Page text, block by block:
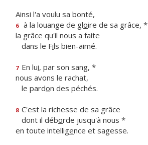
Ainsi l'a voulu sa bonté,
6 à la louange de gloire de sa grâce, *
la grâce qu'il nous a faite
dans le Fils bien-aimé.
7 En lui, par son sang, *
nous avons le rachat,
le pardon des péchés.
8 C'est la richesse de sa grâce
dont il déborde jusqu'à nous *
en toute intelligence et sagesse.